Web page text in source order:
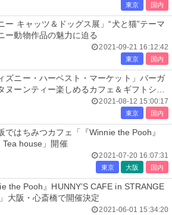
東京 国内
ー キャッツ＆ドッグス展」“犬と猫”テーマ
ー動物作品の魅力に迫る
2021-09-21 16:12:42
東京 国内
ズニー・ハーベスト・マーケット」バーガ
ヌーンティー楽しめるカフェ＆ギフトショ
2021-08-12 15:00:17
東京 国内
ではちみつカフェ「『Winnie the Pooh』
Tea house」開催
2021-07-20 16:07:31
東京 大阪 国内
the Pooh』HUNNY’S CAFE in STRANGE
大阪・心斎橋で開催決定
2021-06-01 15:34:20